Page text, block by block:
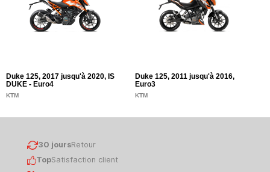
Duke 125, 2017 jusqu'à 2020, IS
DUKE - Euro4
KTM
Duke 125, 2011 jusqu'à 2016,
Euro3
KTM
30 joursRetour
TopSatisfaction client